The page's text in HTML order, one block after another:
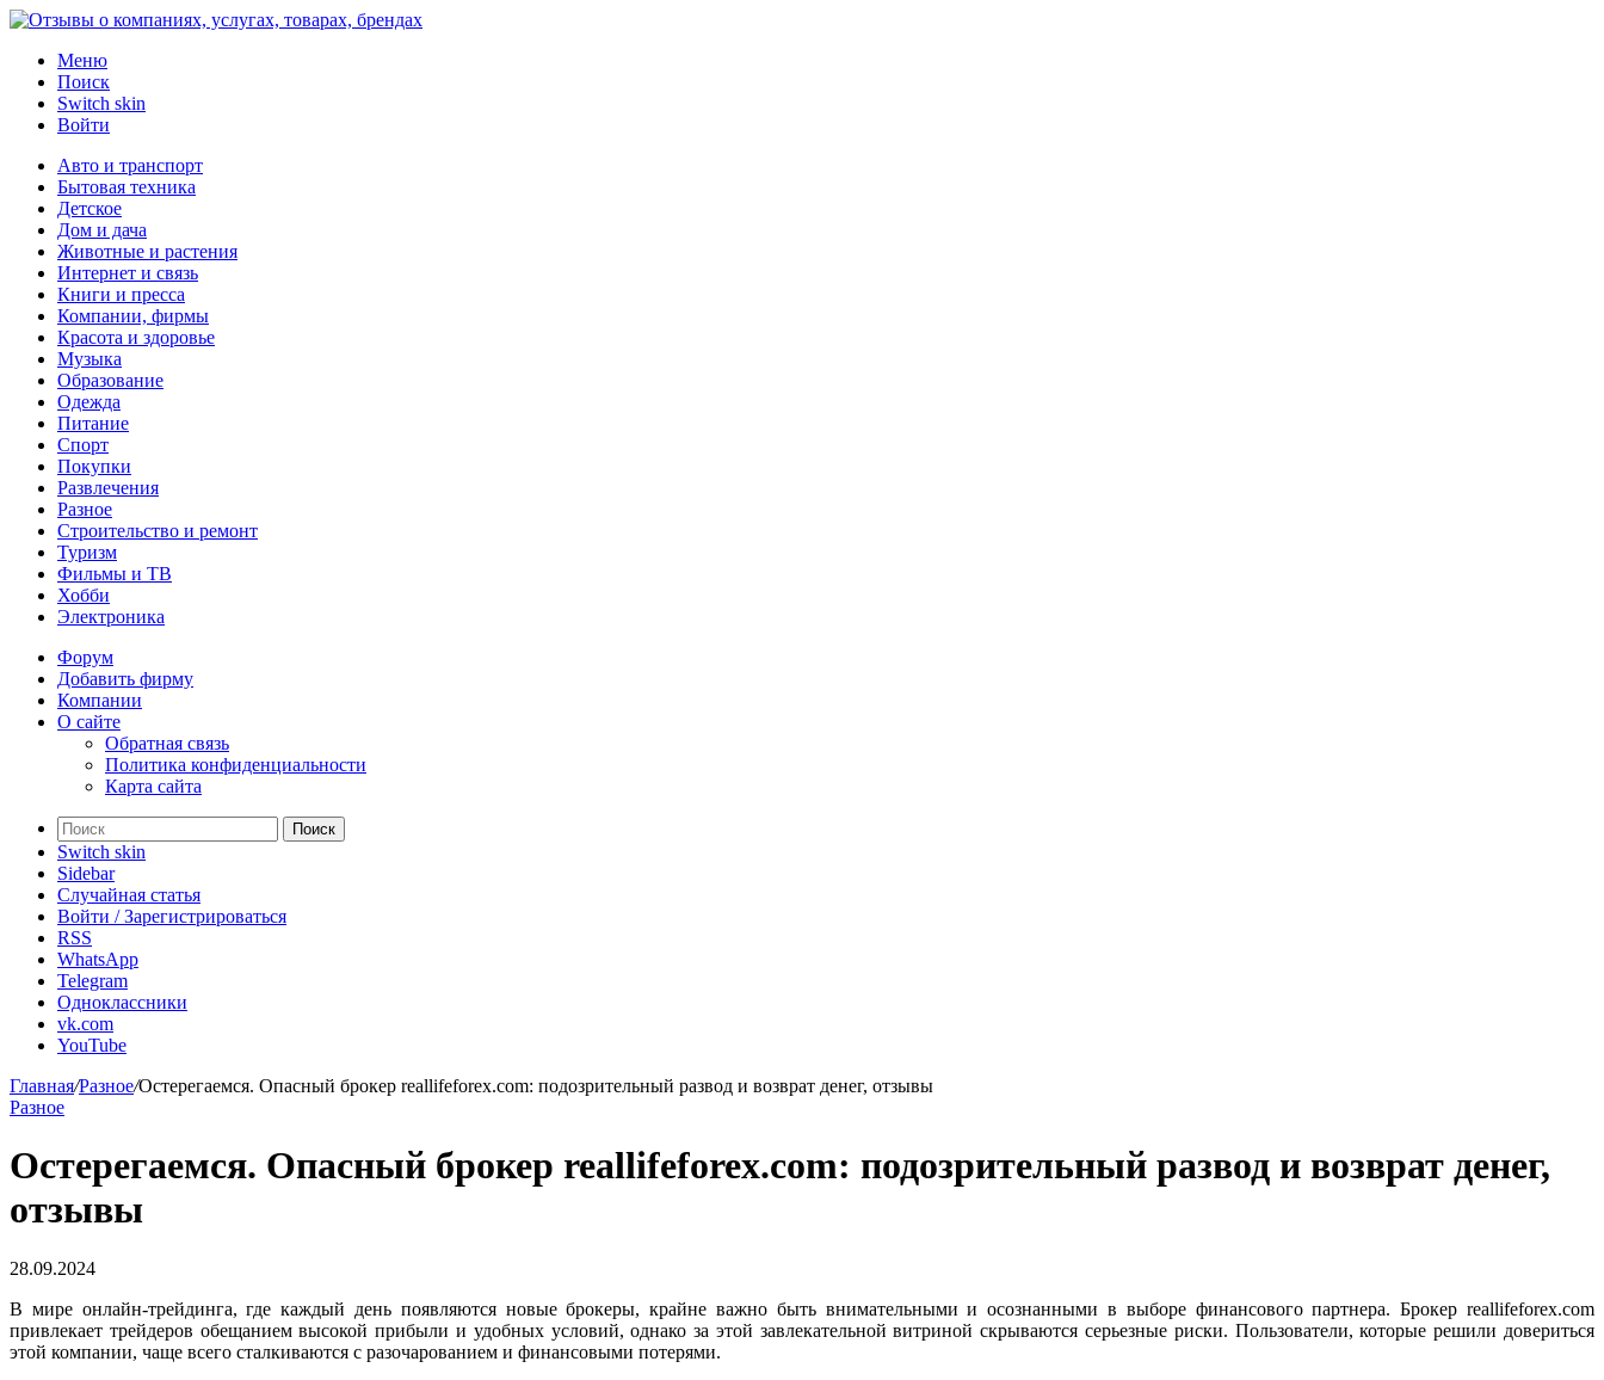
Меню
Поиск
Switch skin
Войти
Авто и транспорт
Бытовая техника
Детское
Дом и дача
Животные и растения
Интернет и связь
Книги и пресса
Компании, фирмы
Красота и здоровье
Музыка
Образование
Одежда
Питание
Спорт
Покупки
Развлечения
Разное
Строительство и ремонт
Туризм
Фильмы и ТВ
Хобби
Электроника
Форум
Добавить фирму
Компании
О сайте
Обратная связь
Политика конфиденциальности
Карта сайта
Поиск
Switch skin
Sidebar
Случайная статья
Войти / Зарегистрироваться
RSS
WhatsApp
Telegram
Одноклассники
vk.com
YouTube
Главная/Разное/Остерегаемся. Опасный брокер reallifeforex.com: подозрительный развод и возврат денег, отзывы
Разное
Остерегаемся. Опасный брокер reallifeforex.com: подозрительный развод и возврат денег,
отзывы
28.09.2024
В мире онлайн-трейдинга, где каждый день появляются новые брокеры, крайне важно быть внимательными и осознанными в выборе финансового партнера. Брокер reallifeforex.com
привлекает трейдеров обещанием высокой прибыли и удобных условий, однако за этой завлекательной витриной скрываются серьезные риски. Пользователи, которые решили довериться
этой компании, чаще всего сталкиваются с разочарованием и финансовыми потерями.